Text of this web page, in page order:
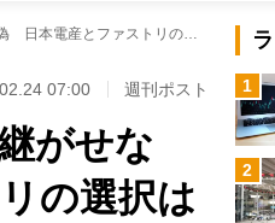
巨大企業の後継者選び「親族には継がせない」の真偽 日本電産とファストリの選択は
07:00 週刊ポスト
がせな
の選択は
1
2